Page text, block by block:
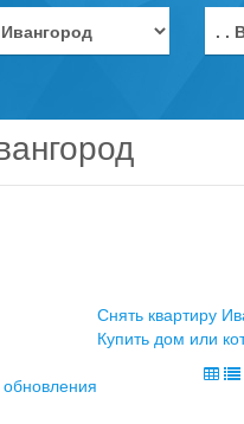
. .
Снять квартиру
Купить дом или